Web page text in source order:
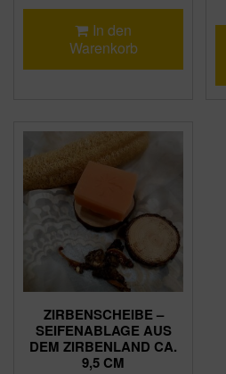
In den
Warenkorb
ZIRBENSCHEIBE –
SEIFENABLAGE AUS
DEM ZIRBENLAND CA.
9,5 CM